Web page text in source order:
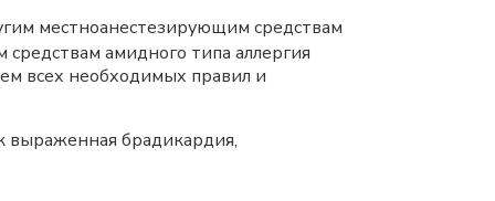
местноанестезирующим средствам
амидного типа аллергия
всех необходимых правил и
выраженная брадикардия,